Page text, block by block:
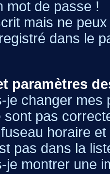
mot de passe !
mais ne
dans le
paramètres
je changer mes
sont pas
horaire
pas dans la
je montrer une